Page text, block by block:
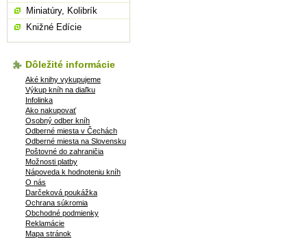
Miniatúry, Kolibrík
Knižné Edície
Dôležité informácie
Aké knihy vykupujeme
Výkup kníh na diaľku
Infolinka
Ako nakupovať
Osobný odber kníh
Odberné miesta v Čechách
Odberné miesta na Slovensku
Poštovné do zahraničia
Možnosti platby
Nápoveda k hodnoteniu kníh
O nás
Darčeková poukážka
Ochrana súkromia
Obchodné podmienky
Reklamácie
Mapa stránok